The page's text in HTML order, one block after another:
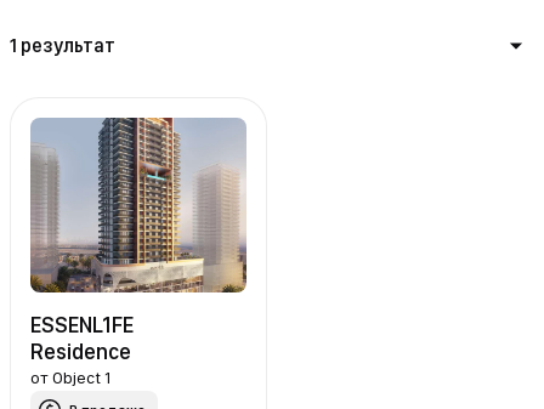
1 результат
ESSENL1FE
Residence
отObject 1